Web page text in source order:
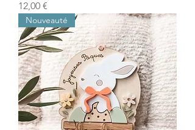
Prix
12,00 €
Nouveauté